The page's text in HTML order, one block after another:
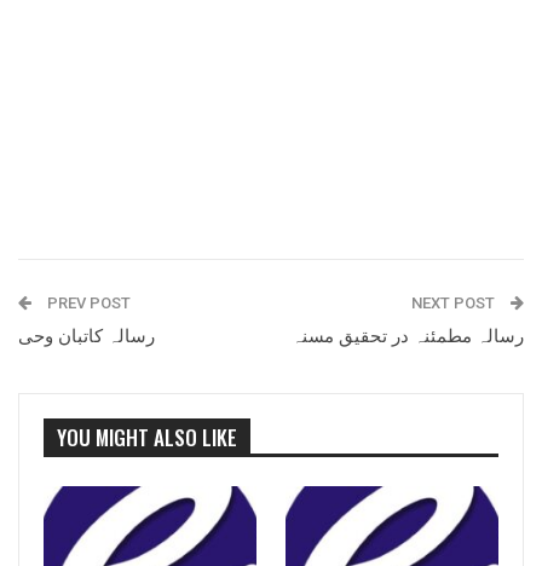
PREV POST
رسالہ کاتبان وحی
NEXT POST
رسالہ مطمئنہ در تحقیق مسنہ
YOU MIGHT ALSO LIKE